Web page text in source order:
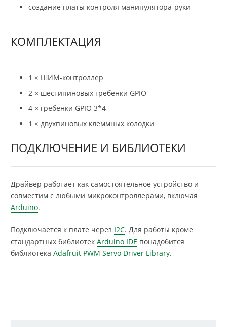
создание платы контроля манипулятора-руки
КОМПЛЕКТАЦИЯ
1 × ШИМ-контроллер
2 × шестипиновых гребёнки GPIO
4 × гребёнки GPIO 3*4
1 × двухпиновых клеммных колодки
ПОДКЛЮЧЕНИЕ И БИБЛИОТЕКИ
Драйвер работает как самостоятельное устройство и
совместим с любыми микроконтроллерами, включая
Arduino.
Подключается к плате через I2C. Для работы кроме
стандартных библиотек Arduino IDE понадобится
библиотека Adafruit PWM Servo Driver Library.